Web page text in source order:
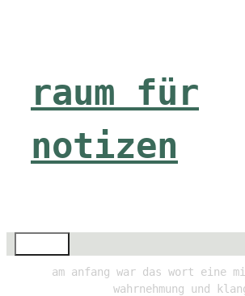
raum für
notizen
am anfang war das wort eine
wahrnehmung und